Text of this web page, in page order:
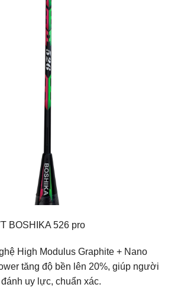
BOSHIKA 526 pro
High Modulus Graphite + Nano
tăng độ bền lên 20%, giúp người
uy lực, chuẩn xác.